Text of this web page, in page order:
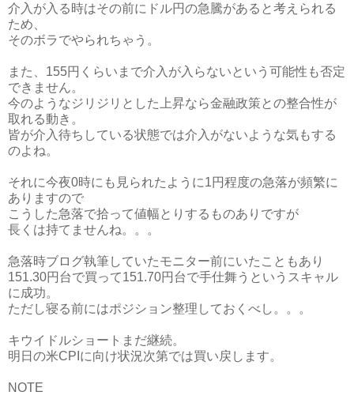
介入が入る時はその前にドル円の急騰があると考えられる
ため、
そのボラでやられちゃう。
また、155円くらいまで介入が入らないという可能性も否定
できません。
今のようなジリジリとした上昇なら金融政策との整合性が
取れる動き。
皆が介入待ちしている状態では介入がないような気もする
のよね。
それに今夜0時にも見られたように1円程度の急落が頻繁に
ありますので
こうした急落で拾って値幅とりするものありですが
長くは持てませんね。。。
急落時ブログ執筆していたモニター前にいたこともあり
151.30円台で買って151.70円台で手仕舞うというスキャル
に成功。
ただし寝る前にはポジション整理しておくべし。。。
キウイドルショートまだ継続。
明日の米CPIに向け状況次第では買い戻します。
NOTE